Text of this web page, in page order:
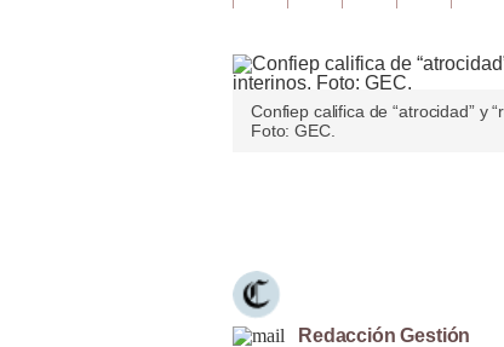
Confiep califica de “atrocidad” y
Foto: GEC.
Redacción Gestión